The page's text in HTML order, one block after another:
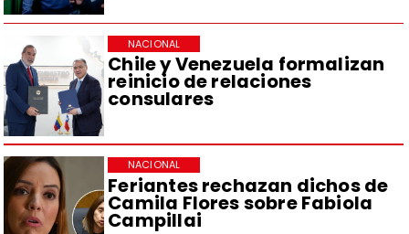
Chile y Venezuela formalizan
reinicio de relaciones
consulares
NACIONAL
Feriantes rechazan dichos de
Camila Flores sobre Fabiola
Campillai
NACIONAL